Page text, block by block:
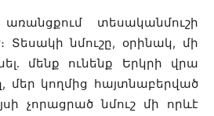
տեսականմուշի
Տեսակի նմուշը, օրինակ, մի
մենք ունենք Երկրի վրա
մեր կողմից հայտնաբերված
չորացրած նմուշ մի որևէ